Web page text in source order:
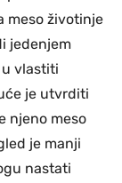
meso životinje
jedenjem
u vlastiti
je utvrditi
njeno meso
je manji
nastati